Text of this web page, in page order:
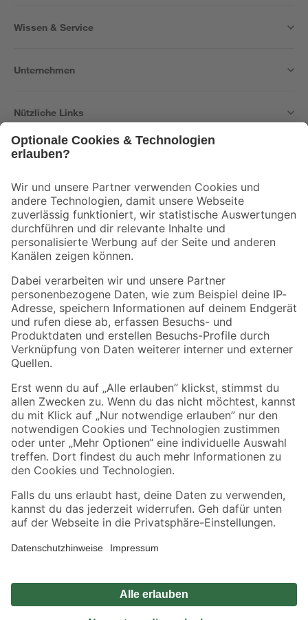
Wissen & Service
Unternehmen
Nützliche Links
Der toom Newsletter: Keine Angebote und Aktionen mehr verpassen!
Zur Newsletter Anmeldung
Folge uns
Zahlungsarten Versandarten
Sicher einkaufen
Jetzt die toom-App herunterladen
Alle Preisangaben in EUR inkl. gesetzl. MwSt.. Die dargestellten Angebote sind unter
Umständen nicht in allen Märkten verfügbar. Die angegebenen Verfügbarkeiten beziehen
Produkte nur solange der Vorrat reicht.
*Paketversand ab 59 € versandkostenfrei, gilt nicht für Artikel mit Speditionsversand, hier
Privatsphäre Impressum
Nutzungsbedingungen
Widerrufsrecht
Vertrag widerrufen